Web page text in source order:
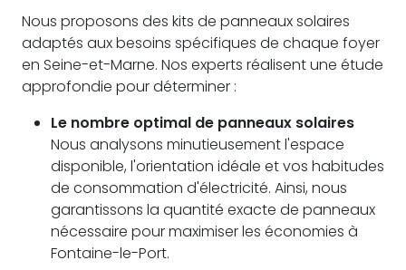
Nous proposons des kits de panneaux solaires
adaptés aux besoins spécifiques de chaque foyer
en Seine-et-Marne. Nos experts réalisent une étude
approfondie pour déterminer :
Le nombre optimal de panneaux solaires
Nous analysons minutieusement l'espace
disponible, l'orientation idéale et vos habitudes
de consommation d'électricité. Ainsi, nous
garantissons la quantité exacte de panneaux
nécessaire pour maximiser les économies à
Fontaine-le-Port.